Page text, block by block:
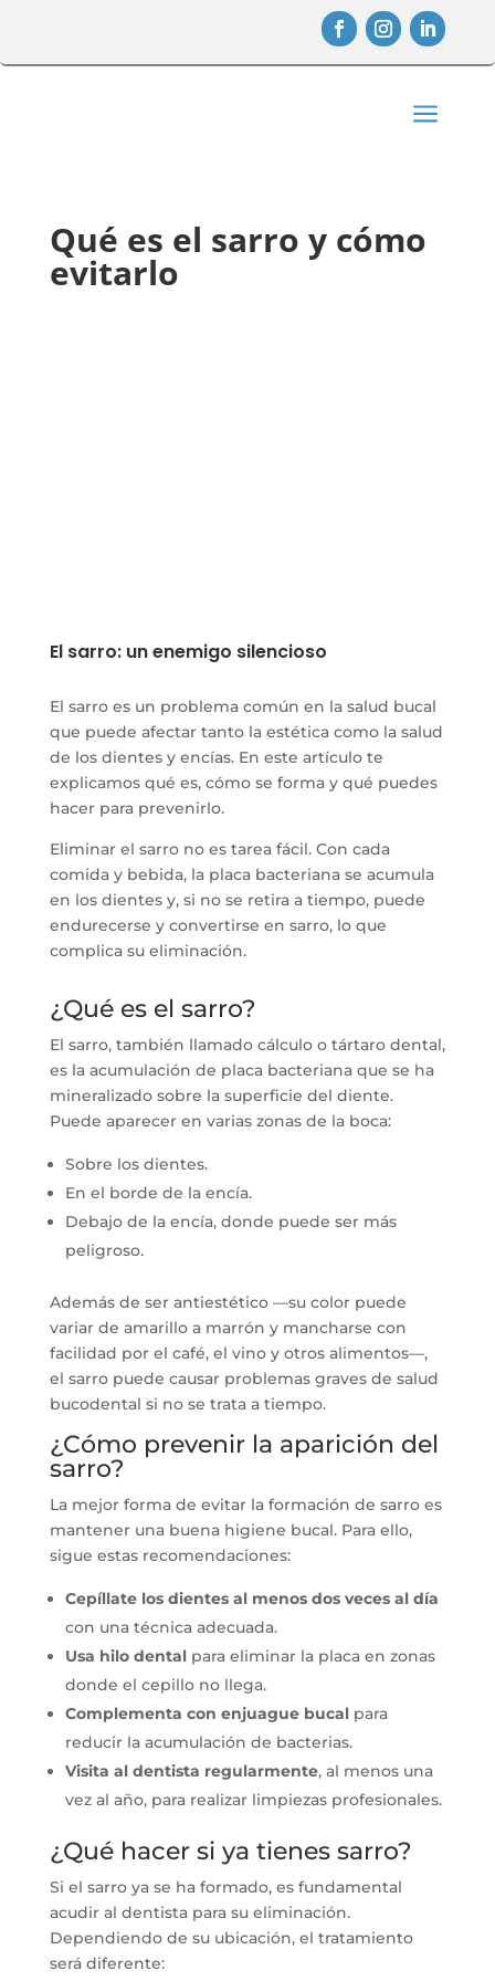
a
Qué es el sarro y cómo
evitarlo
El sarro: un enemigo silencioso
El sarro es un problema común en la salud bucal
que puede afectar tanto la estética como la salud
de los dientes y encías. En este artículo te
explicamos qué es, cómo se forma y qué puedes
hacer para prevenirlo.
Eliminar el sarro no es tarea fácil. Con cada
comida y bebida, la placa bacteriana se acumula
en los dientes y, si no se retira a tiempo, puede
endurecerse y convertirse en sarro, lo que
complica su eliminación.
¿Qué es el sarro?
El sarro, también llamado cálculo o tártaro dental,
es la acumulación de placa bacteriana que se ha
mineralizado sobre la superficie del diente.
Puede aparecer en varias zonas de la boca:
Sobre los dientes.
En el borde de la encía.
Debajo de la encía, donde puede ser más
peligroso.
Además de ser antiestético —su color puede
variar de amarillo a marrón y mancharse con
facilidad por el café, el vino y otros alimentos—,
el sarro puede causar problemas graves de salud
bucodental si no se trata a tiempo.
¿Cómo prevenir la aparición del
sarro?
La mejor forma de evitar la formación de sarro es
mantener una buena higiene bucal. Para ello,
sigue estas recomendaciones:
Cepíllate los dientes al menos dos veces al día
con una técnica adecuada.
Usa hilo dentalpara eliminar la placa en zonas
donde el cepillo no llega.
Complementa con enjuague bucalpara
reducir la acumulación de bacterias.
Visita al dentista regularmente, al menos una
vez al año, para realizar limpiezas profesionales.
¿Qué hacer si ya tienes sarro?
Si el sarro ya se ha formado, es fundamental
acudir al dentista para su eliminación.
Dependiendo de su ubicación, el tratamiento
será diferente: